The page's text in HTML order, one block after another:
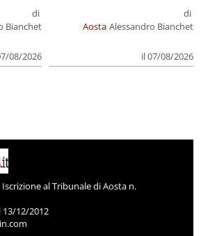
di
Bianchet
08/2026
Aosta
di
Alessandro Bianchet
il 07/08/2026
al Tribunale di Aosta n.
12/2012